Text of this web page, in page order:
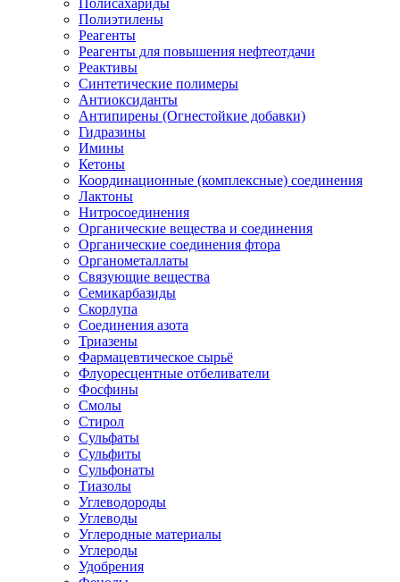
Полисахариды
Полиэтилены
Реагенты
Реагенты для повышения нефтеотдачи
Реактивы
Синтетические полимеры
Антиоксиданты
Антипирены (Огнестойкие добавки)
Гидразины
Имины
Кетоны
Координационные (комплексные) соединения
Лактоны
Нитросоединения
Органические вещества и соединения
Органические соединения фтора
Органометаллаты
Связующие вещества
Семикарбазиды
Скорлупа
Соединения азота
Триазены
Фармацевтическое сырьё
Флуоресцентные отбеливатели
Фосфины
Смолы
Стирол
Сульфаты
Сульфиты
Сульфонаты
Тиазолы
Углеводороды
Углеводы
Углеродные материалы
Углероды
Удобрения